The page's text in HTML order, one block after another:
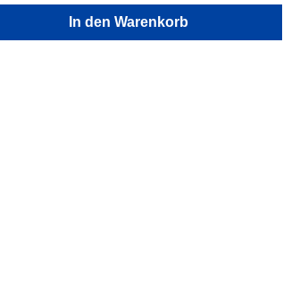
den gewünschten Wert ein
In den Warenkorb